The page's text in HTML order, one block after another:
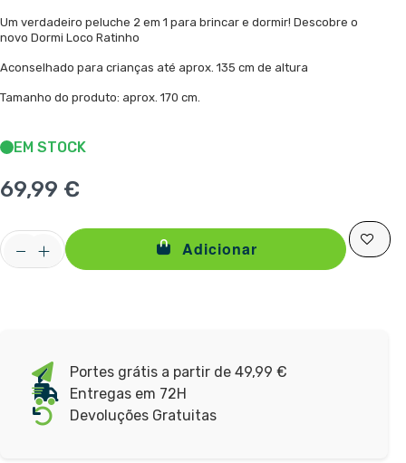
Um verdadeiro peluche 2 em 1 para brincar e dormir! Descobre o
novo Dormi Loco Ratinho
Aconselhado para crianças até aprox. 135 cm de altura
Tamanho do produto: aprox. 170 cm.
EM STOCK
69,99 €
Adicionar
Portes grátis a partir de 49,99 €
Entregas em 72H
Devoluções Gratuitas